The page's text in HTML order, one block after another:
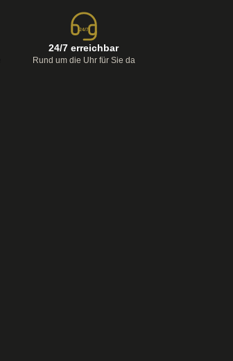
24/7
24/7 erreichbar
Rund um die Uhr für Sie da